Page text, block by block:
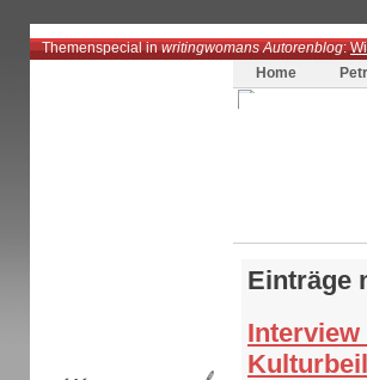
Themenspecial inwritingwomans Autorenblog:
Home
Einträge